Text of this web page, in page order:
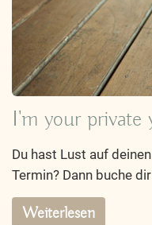
I'm your private
Du hast Lust auf
Termin? Dann buche
Weiterlesen